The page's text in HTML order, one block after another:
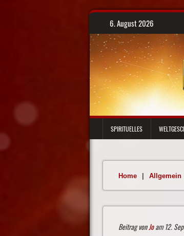
Skip
content
6. August 2026
SPIRITUELLES
Home Allgemein
Beitrag vonJoam 12.